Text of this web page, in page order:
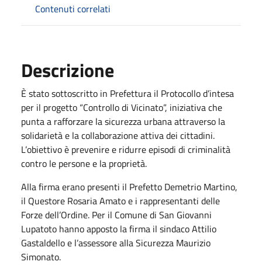
Contenuti correlati
Descrizione
È stato sottoscritto in Prefettura il Protocollo d’intesa
per il progetto “Controllo di Vicinato”, iniziativa che
punta a rafforzare la sicurezza urbana attraverso la
solidarietà e la collaborazione attiva dei cittadini.
L’obiettivo è prevenire e ridurre episodi di criminalità
contro le persone e la proprietà.
Alla firma erano presenti il Prefetto Demetrio Martino,
il Questore Rosaria Amato e i rappresentanti delle
Forze dell’Ordine. Per il Comune di San Giovanni
Lupatoto hanno apposto la firma il sindaco Attilio
Gastaldello e l’assessore alla Sicurezza Maurizio
Simonato.